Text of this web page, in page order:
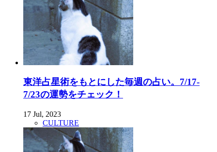
東洋占星術をもとにした毎週の占い。7/17-
7/23の運勢をチェック！
17 Jul, 2023
CULTURE